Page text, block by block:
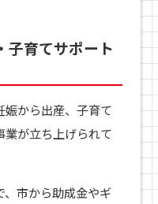
子育てサポート
娠から出産、子育て
業が立ち上げられて
、市から助成金やギ